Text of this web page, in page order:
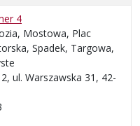
4
Mostowa, Plac
Spadek, Targowa,
ul. Warszawska 31, 42-